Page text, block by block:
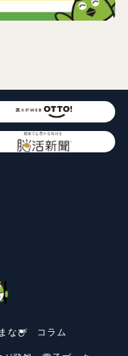
まなび コラム